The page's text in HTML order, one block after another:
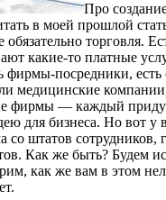
Про
в моей прошлой
торговля.
какие-то платные
фирмы-посредники, есть
медицинские
фирмы — каждый
для бизнеса. Но вот у
со штатов сотрудников,
Как же быть? Будем
как же вам в этом